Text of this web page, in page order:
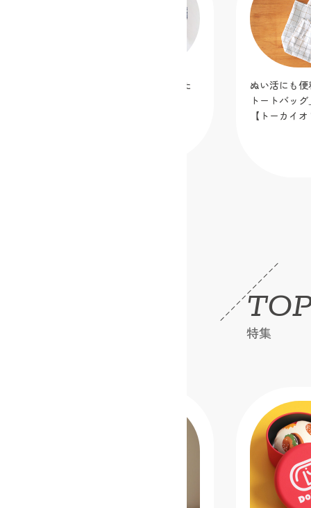
ディズニーキャラクター生地で作りた
ぬい活にも
トートバッ
【トーカイ
特集